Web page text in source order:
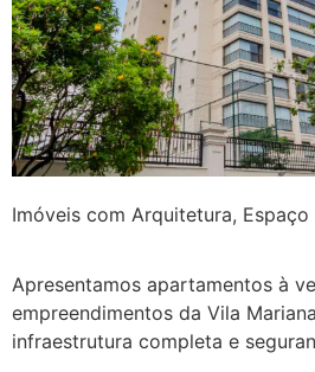
Imóveis com Arquitetura,
Apresentamos apartamentos à
empreendimentos da Vila
infraestrutura completa e